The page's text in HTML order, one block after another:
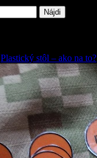
Plastický stôl – ako na to?